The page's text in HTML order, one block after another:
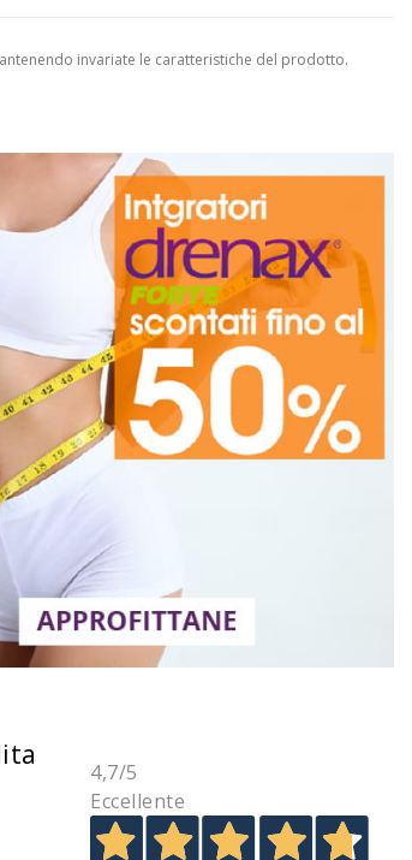
invariate le caratteristiche del prodotto.
4,7/5
Eccellente